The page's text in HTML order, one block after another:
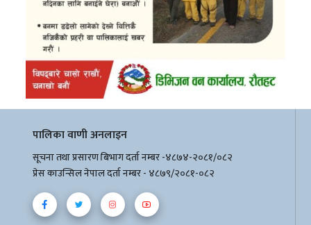
पालिका वाणी अनलाइन
सूचना तथा प्रसारण बिभाग दर्ता नम्बर -४८७४-२०८१/०८२
प्रेस काउन्सिल नेपाल दर्ता नम्बर - ४८७९/२०८१-०८२